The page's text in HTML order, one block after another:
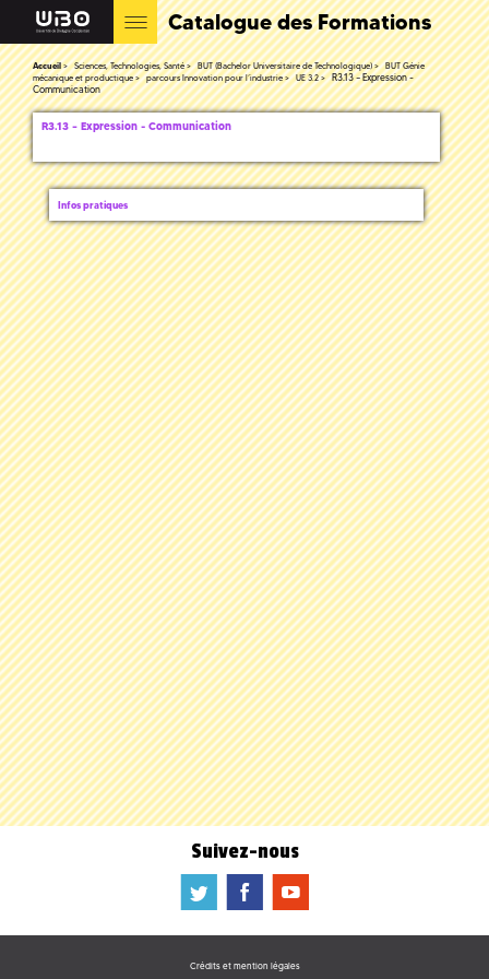
Catalogue des Formations
Accueil Sciences, Technologies, Santé BUT (Bachelor Universitaire de Technologique)
BUT Génie
mécanique et productique
parcours Innovation pour l’industrie UE 3.2
R3.13 – Expression -
Communication
R3.13 – Expression - Communication
Infos pratiques
Suivez-nous
a b f
Crédits et mention légales